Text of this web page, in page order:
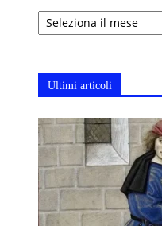
Archivi
Ultimi articoli